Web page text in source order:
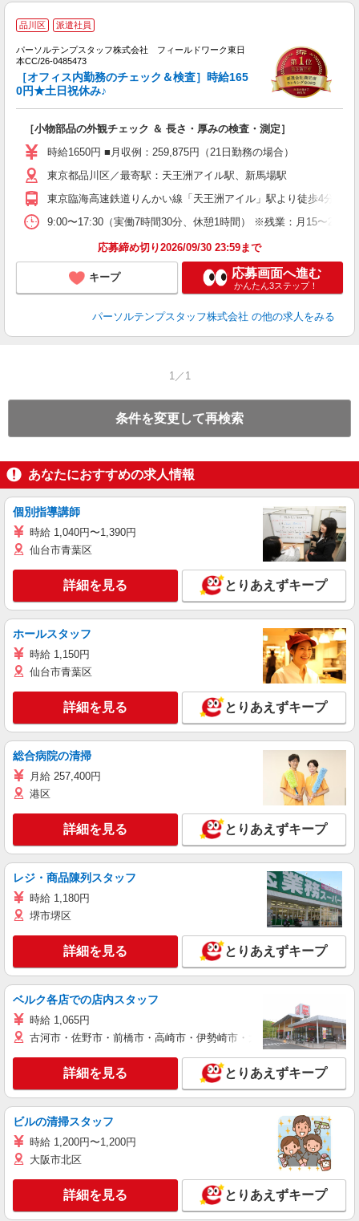
品川区 派遣社員
パーソルテンプスタッフ株式会社 フィールドワーク東日
本CC/26-0485473
［オフィス内勤務のチェック＆検査］時給165
0円★土日祝休み♪
［小物部品の外観チェック ＆ 長さ・厚みの検査・測定］
時給1650円 ■月収例：259,875円（21日勤務の場合）
東京都品川区／最寄駅：天王洲アイル駅、新馬場駅
東京臨海高速鉄道りんかい線「天王洲アイル」駅より徒歩4分 京
9:00〜17:30（実働7時間30分、休憩1時間） ※残業：月15〜25時
応募締め切り2026/09/30 23:59まで
キープ 応募画面へ進む
かんたん3ステップ！
パーソルテンプスタッフ株式会社 の他の求人をみる
1／1
条件を変更して再検索
あなたにおすすめの求人情報
個別指導講師
時給 1,040円〜1,390円
仙台市青葉区
詳細を見る とりあえずキープ
ホールスタッフ
時給 1,150円
仙台市青葉区
詳細を見る とりあえずキープ
総合病院の清掃
月給 257,400円
港区
詳細を見る とりあえずキープ
レジ・商品陳列スタッフ
時給 1,180円
堺市堺区
詳細を見る とりあえずキープ
ベルク各店での店内スタッフ
時給 1,065円
古河市・佐野市・前橋市・高崎市・伊勢崎市・太田市・館林市・藤
詳細を見る とりあえずキープ
ビルの清掃スタッフ
時給 1,200円〜1,200円
大阪市北区
詳細を見る とりあえずキープ